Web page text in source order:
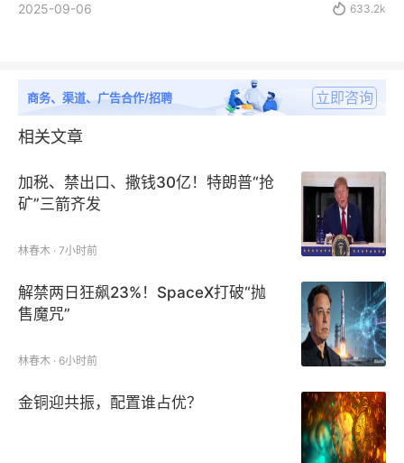
2025-09-06  633.2k
商务、渠道、广告合作/招聘 立即咨询
相关文章
加税、禁出口、撒钱30亿！特朗普“抢
矿”三箭齐发
林春木 · 7小时前
解禁两日狂飙23%！SpaceX打破“抛
售魔咒”
林春木 · 6小时前
金铜迎共振，配置谁占优？